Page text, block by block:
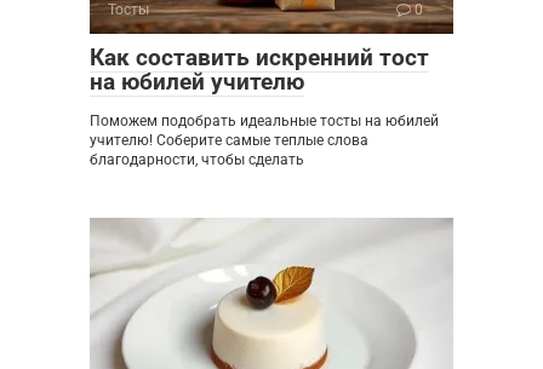
Тосты 0
Как составить искренний тост
на юбилей учителю
Поможем подобрать идеальные тосты на юбилей
учителю! Соберите самые теплые слова
благодарности, чтобы сделать